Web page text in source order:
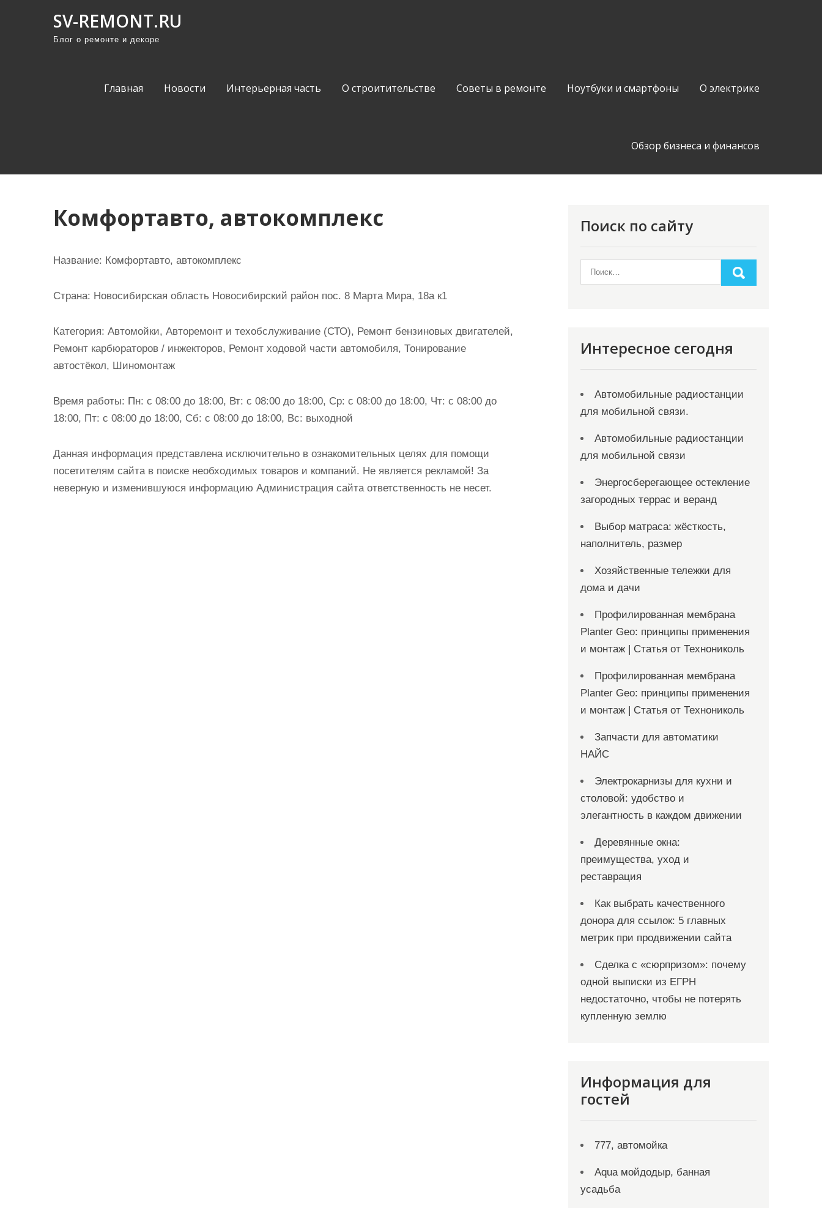
SV-REMONT.RU
Блог о ремонте и декоре
Главная Новости Интерьерная часть О строитительстве Советы в ремонте Ноутбуки и смартфоны О электрике
Обзор бизнеса и финансов
Комфортавто, автокомплекс
Название: Комфортавто, автокомплекс
Страна: Новосибирская область Новосибирский район пос. 8 Марта Мира, 18а к1
Категория: Автомойки, Авторемонт и техобслуживание (СТО), Ремонт бензиновых двигателей,
Ремонт карбюраторов / инжекторов, Ремонт ходовой части автомобиля, Тонирование
автостёкол, Шиномонтаж
Время работы: Пн: с 08:00 до 18:00, Вт: с 08:00 до 18:00, Ср: с 08:00 до 18:00, Чт: с 08:00 до
18:00, Пт: с 08:00 до 18:00, Сб: с 08:00 до 18:00, Вс: выходной
Данная информация представлена исключительно в ознакомительных целях для помощи
посетителям сайта в поиске необходимых товаров и компаний. Не является рекламой! За
неверную и изменившуюся информацию Администрация сайта ответственность не несет.
Поиск по сайту
Интересное сегодня
Автомобильные радиостанции
для мобильной связи.
Автомобильные радиостанции
для мобильной связи
Энергосберегающее остекление
загородных террас и веранд
Выбор матраса: жёсткость,
наполнитель, размер
Хозяйственные тележки для
дома и дачи
Профилированная мембрана
Planter Geo: принципы применения
и монтаж | Статья от Технониколь
Профилированная мембрана
Planter Geo: принципы применения
и монтаж | Статья от Технониколь
Запчасти для автоматики
НАЙС
Электрокарнизы для кухни и
столовой: удобство и
элегантность в каждом движении
Деревянные окна:
преимущества, уход и
реставрация
Как выбрать качественного
донора для ссылок: 5 главных
метрик при продвижении сайта
Сделка с «сюрпризом»: почему
одной выписки из ЕГРН
недостаточно, чтобы не потерять
купленную землю
Информация для
гостей
777, автомойка
Aqua мойдодыр, банная
усадьба